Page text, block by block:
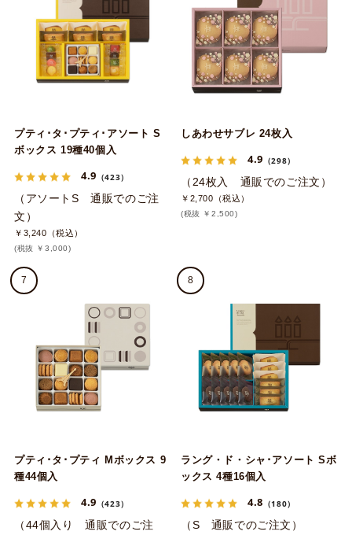
プティ･タ･プティ･アソート S
ボックス 19種40個入
4.9 （423）
（アソートS 通販でのご注
文）
￥3,240（税込）
(税抜 ￥3,000)
しあわせサブレ 24枚入
4.9 （298）
（24枚入 通販でのご注文）
￥2,700（税込）
(税抜 ￥2,500)
7
プティ･タ･プティ Mボックス 9
種44個入
4.9 （423）
（44個入り 通販でのご注
8
ラング・ド・シャ･アソート Sボ
ックス 4種16個入
4.8 （180）
（S 通販でのご注文）